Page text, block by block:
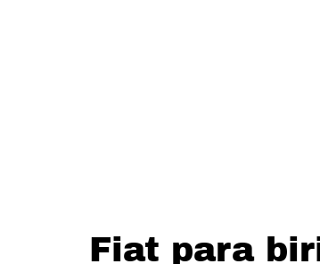
Fiat para